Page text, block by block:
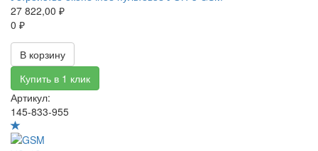
27 822,00 ₽
0 ₽
В корзину
Купить в 1 клик
Артикул:
145-833-955